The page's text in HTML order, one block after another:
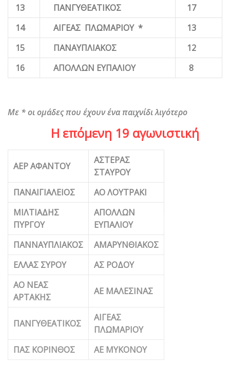
13 ΠΑΝΓΥΘΕΑΤΙΚΟΣ
17
14
ΑΙΓΕΑΣ ΠΛΩΜΑΡΙΟΥ *
13
15
ΠΑΝΑΥΠΛΙΑΚΟΣ
12
16
ΑΠΟΛΛΩΝ ΕΥΠΑΛΙΟΥ 8
Με * οι ομάδες που έχουν ένα παιχνίδι λιγότερο
Η επόμενη 19 αγωνιστική
ΑΕΡ ΑΦΑΝΤΟΥ
ΑΣΤΕΡΑΣ
ΣΤΑΥΡΟΥ
ΠΑΝΑΙΓΙΑΛΕΙΟΣ
ΑΟ ΛΟΥΤΡΑΚΙ
ΜΙΛΤΙΑΔΗΣ
ΠΥΡΓΟΥ
ΑΠΟΛΛΩΝ
ΕΥΠΑΛΙΟΥ
ΠΑΝΝΑΥΠΛΙΑΚΟΣ
ΑΜΑΡΥΝΘΙΑΚΟΣ
ΕΛΛΑΣ ΣΥΡΟΥ
ΑΣ ΡΟΔΟΥ
ΑΟ ΝΕΑΣ
ΑΡΤΑΚΗΣ
ΑΕ ΜΑΛΕΣΙΝΑΣ
ΠΑΝΓΥΘΕΑΤΙΚΟΣ
ΑΙΓΕΑΣ
ΠΛΩΜΑΡΙΟΥ
ΠΑΣ ΚΟΡΙΝΘΟΣ
ΑΕ ΜΥΚΟΝΟΥ